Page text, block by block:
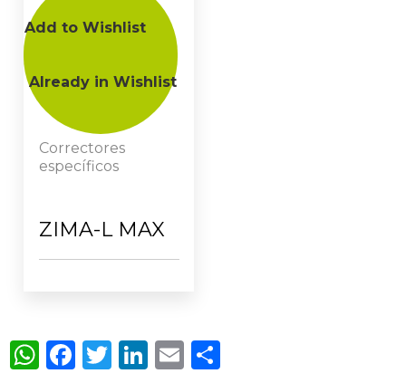
Add to Wishlist
Already in Wishlist
Correctores
específicos
ZIMA-L MAX